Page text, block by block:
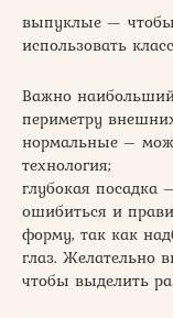
выпуклые — чтобы
использовать
Важно
периметру
нормальные –
технология;
глубокая посадка
ошибиться и
форму, так как
глаз. Желательно
чтобы выделить